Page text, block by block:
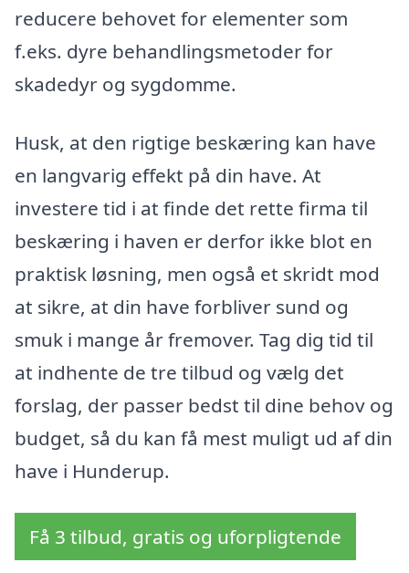
reducere behovet for elementer som
f.eks. dyre behandlingsmetoder for
skadedyr og sygdomme.
Husk, at den rigtige beskæring kan have
en langvarig effekt på din have. At
investere tid i at finde det rette firma til
beskæring i haven er derfor ikke blot en
praktisk løsning, men også et skridt mod
at sikre, at din have forbliver sund og
smuk i mange år fremover. Tag dig tid til
at indhente de tre tilbud og vælg det
forslag, der passer bedst til dine behov og
budget, så du kan få mest muligt ud af din
have i Hunderup.
Få 3 tilbud, gratis og uforpligtende